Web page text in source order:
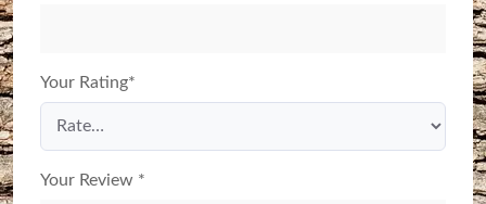
Your Rating*
Your Review *